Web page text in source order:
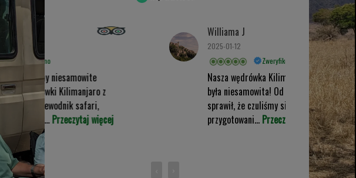
Williama J
Zweryfikowano
Nasza wędrówka Kilimanjaro trasą Lemosho
była niesamowita! Od chwili przybycia zespół
sprawił, że czuliśmy się bezpiecznie i dobrze
przygotowani...
Przeczytaj więcej